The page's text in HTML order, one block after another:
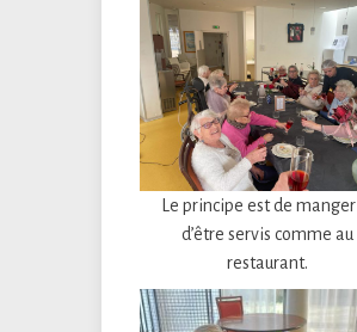
Le principe est de
d’être servis comme au
restaurant.